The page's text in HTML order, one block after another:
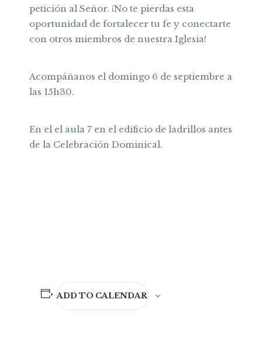
petición al Señor. ¡No te pierdas esta
oportunidad de fortalecer tu fe y conectarte
con otros miembros de nuestra Iglesia!
Acompáñanos el domingo 6 de septiembre a
las 15h30.
En el el aula 7 en el edificio de ladrillos antes
de la Celebración Dominical.
ADD TO CALENDAR